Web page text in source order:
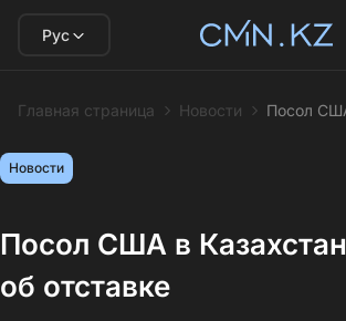
Рус
Главная страница Новости Посол
Новости
Посол США в
об отставке